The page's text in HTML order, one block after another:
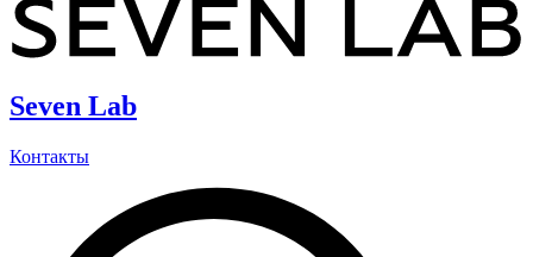
Seven Lab
Контакты